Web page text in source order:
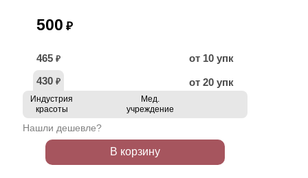
500 ₽
465 ₽
от 10 упк
430 ₽ от 20 упк
Индустрия
красоты
Мед.
учреждение
Нашли дешевле?
В корзину